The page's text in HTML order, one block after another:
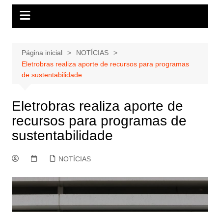
Página inicial
NOTÍCIAS
Eletrobras realiza aporte de recursos para programas
de sustentabilidade
Eletrobras realiza aporte de
recursos para programas de
sustentabilidade
NOTÍCIAS